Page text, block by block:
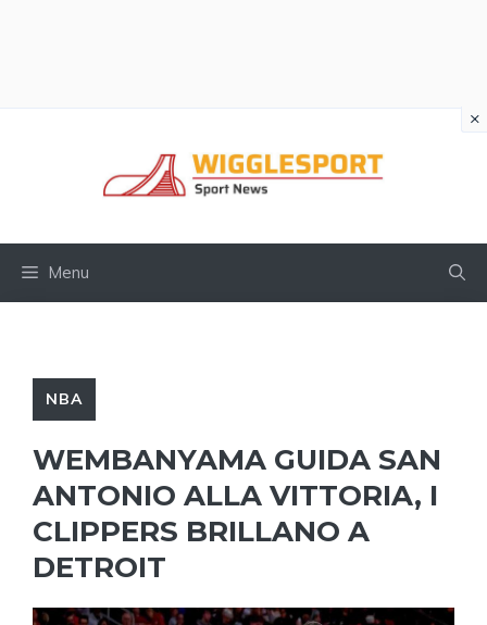
Menu
NBA
WEMBANYAMA GUIDA SAN
ANTONIO ALLA VITTORIA, I
CLIPPERS BRILLANO A
DETROIT
×